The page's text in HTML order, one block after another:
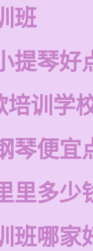
班
提琴好
训学
琴便宜
里多少
班哪家